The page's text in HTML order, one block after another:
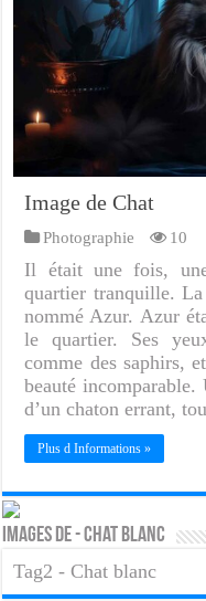
Image de Chat
Photographie 10
Il était une fois,
quartier tranquille.
nommé Azur. Azur
le quartier. Ses
comme des saphirs,
beauté
d’un chaton errant,
Plus d Informations »
Images de - Chat blanc
Tag2 - Chat blanc